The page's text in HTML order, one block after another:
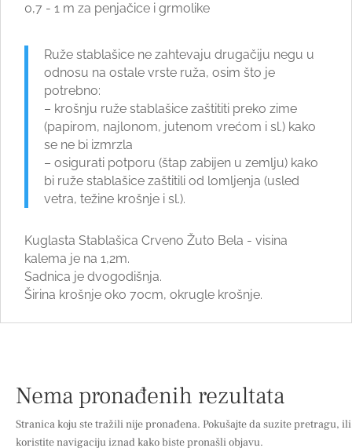
0,7 - 1 m za penjačice i grmolike
Ruže stablašice ne zahtevaju drugačiju negu u
odnosu na ostale vrste ruža, osim što je
potrebno:
– krošnju ruže stablašice zaštititi preko zime
(papirom, najlonom, jutenom vrećom i sl.) kako
se ne bi izmrzla
– osigurati potporu (štap zabijen u zemlju) kako
bi ruže stablašice zaštitili od lomljenja (usled
vetra, težine krošnje i sl.).
Kuglasta Stablašica Crveno Žuto Bela - visina
kalema je na 1,2m.
Sadnica je dvogodišnja.
Širina krošnje oko 70cm, okrugle krošnje.
Nema pronađenih rezultata
Stranica koju ste tražili nije pronađena. Pokušajte da suzite pretragu, ili
koristite navigaciju iznad kako biste pronašli objavu.